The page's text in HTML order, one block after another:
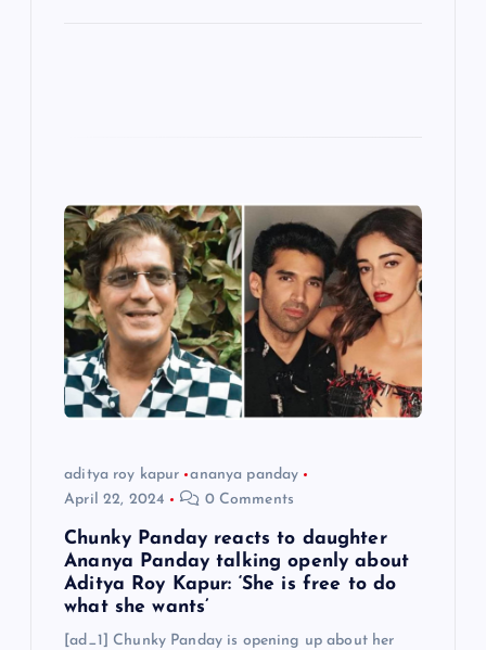
aditya roy kapur
ananya panday
April 22, 2024
0 Comments
Chunky Panday reacts to daughter
Ananya Panday talking openly about
Aditya Roy Kapur: ‘She is free to do
what she wants’
[ad_1] Chunky Panday is opening up about her